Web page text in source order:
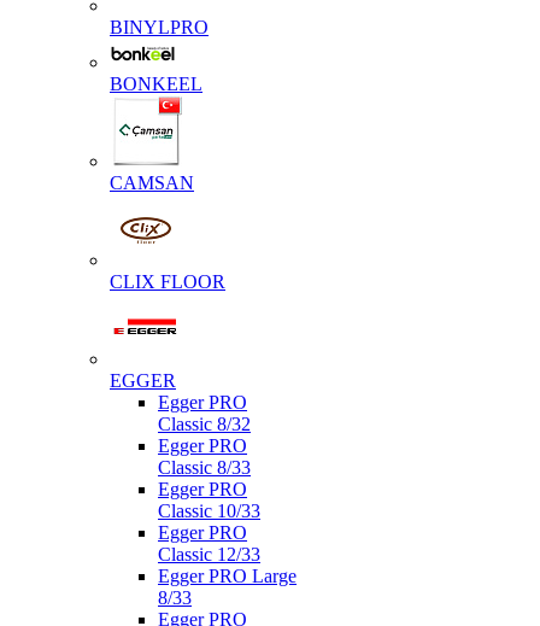
BINYLPRO
BONKEEL
CAMSAN
CLIX FLOOR
EGGER
Egger PRO
Classic 8/32
Egger PRO
Classic 8/33
Egger PRO
Classic 10/33
Egger PRO
Classic 12/33
Egger PRO Large
8/33
Egger PRO